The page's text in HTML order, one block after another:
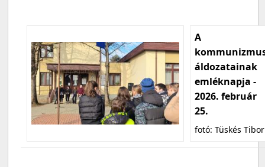
A
áldozatainak
emléknapja -
2026. február
25.
fotó: Tüskés Tibor